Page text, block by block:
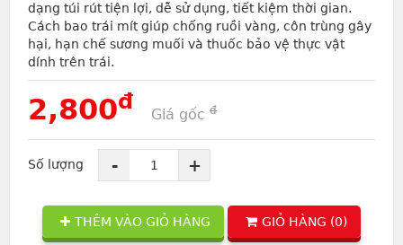
dạng túi rút tiện lợi, dễ sử dụng, tiết kiệm thời gian.
Cách bao trái mít giúp chống ruồi vàng, côn trùng gây
hại, hạn chế sương muối và thuốc bảo vệ thực vật
dính trên trái.
2,800đ
Giá gốc đ
Số lượng - +
THÊM VÀO GIỎ HÀNG GIỎ HÀNG (0)